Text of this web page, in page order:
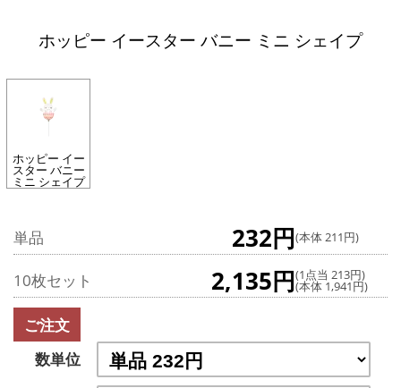
ホッピー イースター バニー ミニ シェイプ
ホッピー イー
スター バニー
ミニ シェイプ
単品 232円(本体 211円)
10枚セット 2,135円(1点当 213円)
(本体 1,941円)
ご注文
数単位